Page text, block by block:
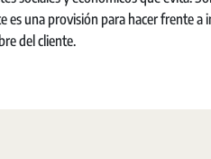
es una provisión para hacer frente a
del cliente.